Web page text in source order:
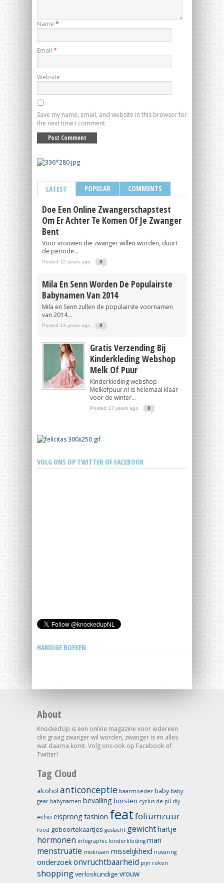
Name *
Email *
Website
Save my name, email, and website in this browser for
the next time I comment.
LATEST POPULAR COMMENTS
Doe Een Online Zwangerschapstest
Om Er Achter Te Komen Of Je Zwanger
Bent
Voor vrouwen die zwanger willen worden, duurt
de periode...
Posted 12 years ago 0
Mila En Senn Worden De Populairste
Babynamen Van 2014
Mila en Senn zullen de populairste voornamen
van 2014...
Posted 13 years ago 0
Gratis Verzending Bij
Kinderkleding Webshop
Melk Of Puur
Kinderkleding webshop
Melkofpuur.nl is helemaal klaar
voor de winter...
Posted 13 years ago 0
VOLG ONS OP TWITTER OF FACEBOOK
HANDIGE BOEKEN
About
KnockedUp is een online magazine voor iedereen
die graag zwanger wil worden, zwanger is en alles
wat daarna komt. Volg ons ook op Facebook of
Twitter!
Tag Cloud
alcohol anticonceptie baarmoeder baby baby
gear babynamen bevalling borsten cyclus de pil diy
echo eisprong fashion featfoliumzuur
food geboortekaartjes geslacht gewichthartje
hormonen infographic kinderkleding man
menstruatie miskraam misselijkheid nuvaring
onderzoekonvruchtbaarheid pijn roken
shoppingverloskundige vrouw